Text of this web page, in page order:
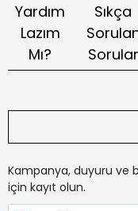
Yardım
Lazım
Mı?
Sıkça
Sorular
Kampanya, duyuru ve
için kayıt olun.